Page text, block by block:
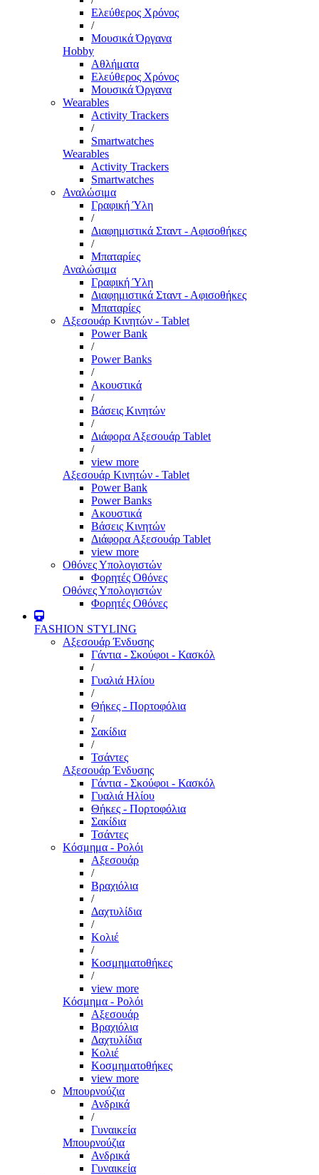
Ελεύθερος Χρόνος
/
Μουσικά Όργανα
Hobby
Αθλήματα
Ελεύθερος Χρόνος
Μουσικά Όργανα
Wearables
Activity Trackers
/
Smartwatches
Wearables
Activity Trackers
Smartwatches
Αναλώσιμα
Γραφική Ύλη
/
Διαφημιστικά Σταντ - Αφισοθήκες
/
Μπαταρίες
Αναλώσιμα
Γραφική Ύλη
Διαφημιστικά Σταντ - Αφισοθήκες
Μπαταρίες
Αξεσουάρ Κινητών - Tablet
Power Bank
/
Power Banks
/
Ακουστικά
/
Βάσεις Κινητών
/
Διάφορα Αξεσουάρ Tablet
/
view more
Αξεσουάρ Κινητών - Tablet
Power Bank
Power Banks
Ακουστικά
Βάσεις Κινητών
Διάφορα Αξεσουάρ Tablet
view more
Οθόνες Υπολογιστών
Φορητές Οθόνες
Οθόνες Υπολογιστών
Φορητές Οθόνες
FASHION STYLING
Αξεσουάρ Ένδυσης
Γάντια - Σκούφοι - Κασκόλ
/
Γυαλιά Ηλίου
/
Θήκες - Πορτοφόλια
/
Σακίδια
/
Τσάντες
Αξεσουάρ Ένδυσης
Γάντια - Σκούφοι - Κασκόλ
Γυαλιά Ηλίου
Θήκες - Πορτοφόλια
Σακίδια
Τσάντες
Κόσμημα - Ρολόι
Αξεσουάρ
/
Βραχιόλια
/
Δαχτυλίδια
/
Κολιέ
/
Κοσμηματοθήκες
/
view more
Κόσμημα - Ρολόι
Αξεσουάρ
Βραχιόλια
Δαχτυλίδια
Κολιέ
Κοσμηματοθήκες
view more
Μπουρνούζια
Ανδρικά
/
Γυναικεία
Μπουρνούζια
Ανδρικά
Γυναικεία